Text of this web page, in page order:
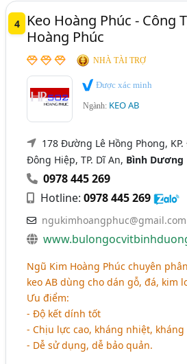
4
Keo Hoàng Phúc - Công
Hoàng Phúc
NHÀ TÀI TRỢ
Được xác minh
Ngành: KEO AB
178 Đường Lê Hồng Phong,
Đông Hiệp, TP. Dĩ An, Bình Dương
0978 445 269
Hotline:0978 445 269
ngukimhoangphuc@gmail.com
Ngũ Kim Hoàng Phúc chuyên
keo AB dùng cho dán gỗ, đá, kim
Ưu điểm:
- Độ kết dính tốt
- Chịu lực cao, kháng nhiệt,
- Dễ sử dụng, dễ bảo quản.